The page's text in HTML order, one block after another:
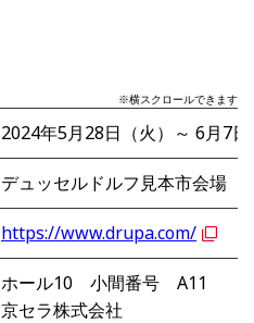
※横スクロールできます
2024年5月28日（火）～ 6月7
デュッセルドルフ見本市会場
https://www.drupa.com/
ホール10 小間番号 A11
京セラ株式会社